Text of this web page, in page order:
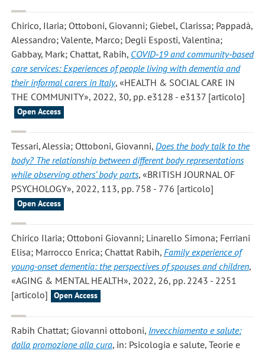
Chirico, Ilaria; Ottoboni, Giovanni; Giebel, Clarissa; Pappadà,
Alessandro; Valente, Marco; Degli Esposti, Valentina;
Gabbay, Mark; Chattat, Rabih, COVID‐19 and community‐based
care services: Experiences of people living with dementia and
their informal carers in Italy, «HEALTH & SOCIAL CARE IN
THE COMMUNITY», 2022, 30, pp. e3128 - e3137 [articolo]
Open Access
Tessari, Alessia; Ottoboni, Giovanni, Does the body talk to the
body? The relationship between different body representations
while observing others’ body parts, «BRITISH JOURNAL OF
PSYCHOLOGY», 2022, 113, pp. 758 - 776 [articolo]
Open Access
Chirico Ilaria; Ottoboni Giovanni; Linarello Simona; Ferriani
Elisa; Marrocco Enrica; Chattat Rabih, Family experience of
young-onset dementia: the perspectives of spouses and children,
«AGING & MENTAL HEALTH», 2022, 26, pp. 2243 - 2251
[articolo]
Open Access
Rabih Chattat; Giovanni ottoboni, Invecchiamento e salute:
dalla promozione alla cura, in: Psicologia e salute, Teorie e